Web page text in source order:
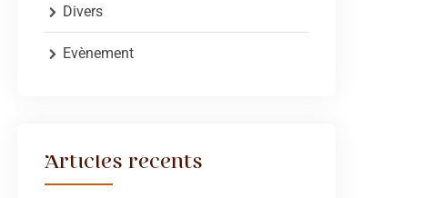
Divers
Evènement
Articles récents